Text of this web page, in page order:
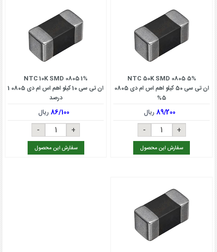
NTC 50K SMD 0805 5%
ان تی سی 50 کیلو اهم اس ام دی 0805
5%
89/200ریال
سفارش این محصول
NTC 10K SMD 0805 1%
ان تی سی 10 کیلو اهم اس ام دی 0805 1
درصد
86/100ریال
سفارش این محصول